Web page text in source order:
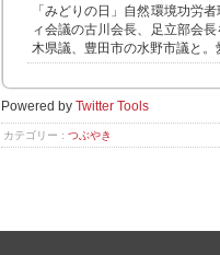
「みどりの日」自然環境功労
ィ会議の古川会長、足立部会
木県議、豊田市の水野市議と。
Powered by Twitter Tools
カテゴリー : つぶやき